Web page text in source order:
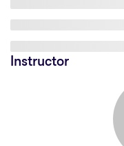
Instructor